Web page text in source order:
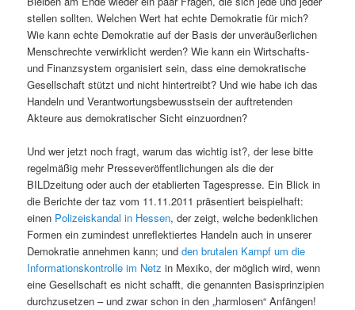
stellen sollten. Welchen Wert hat echte Demokratie für mich?
Wie kann echte Demokratie auf der Basis der unveräußerlichen
Menschrechte verwirklicht werden? Wie kann ein Wirtschafts-
und Finanzsystem organisiert sein, dass eine demokratische
Gesellschaft stützt und nicht hintertreibt? Und wie habe ich das
Handeln und Verantwortungsbewusstsein der auftretenden
Akteure aus demokratischer Sicht einzuordnen?
Und wer jetzt noch fragt, warum das wichtig ist?, der lese bitte
regelmäßig mehr Presseveröffentlichungen als die der
BILDzeitung oder auch der etablierten Tagespresse. Ein Blick in
die Berichte der taz vom 11.11.2011 präsentiert beispielhaft:
einen Polizeiskandal in Hessen, der zeigt, welche bedenklichen
Formen ein zumindest unreflektiertes Handeln auch in unserer
Demokratie annehmen kann; undden brutalen Kampf um die
Informationskontrolle im Netz in Mexiko, der möglich wird, wenn
eine Gesellschaft es nicht schafft, die genannten Basisprinzipien
durchzusetzen – und zwar schon in den „harmlosen“ Anfängen!